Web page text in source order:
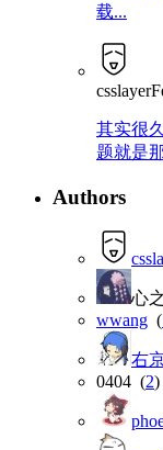
载...
csslayer
其实很
题就是
Authors
心
wwang (
右
0404 (2)